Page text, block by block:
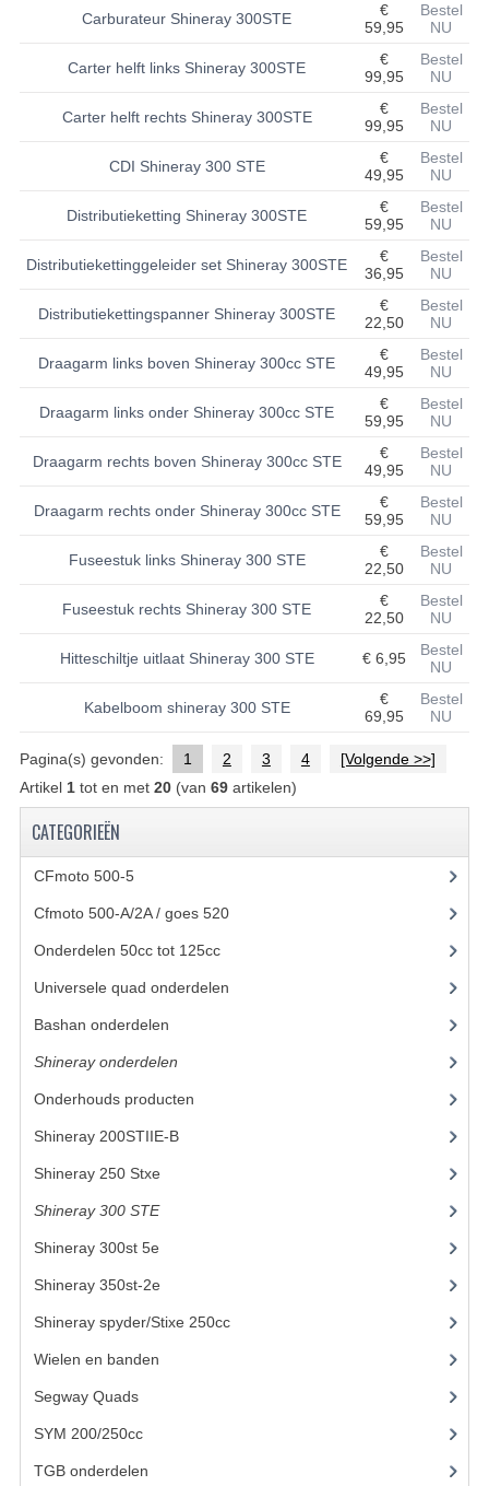
KETTING EN TANDWIELEN
KOEL SYSTEEM
MOTOR
REM SYSTEEM
SCHOKBREKERS
STUUR INRICHTING
GEREEDSCHAP
BASHAN 250-11B
BRANDSTOF SYSTEEM
ELEKTRONICA
KAPPEN EN FRAME
Carburateur Shineray 300STE
€
59,95
Bestel
NU
Carter helft links Shineray 300STE
€
99,95
Bestel
NU
Carter helft rechts Shineray 300STE
€
99,95
Bestel
NU
CDI Shineray 300 STE
€
49,95
Bestel
NU
Distributieketting Shineray 300STE
€
59,95
Bestel
NU
Distributiekettinggeleider set Shineray 300STE
€
36,95
Bestel
NU
Distributiekettingspanner Shineray 300STE
€
22,50
Bestel
NU
Draagarm links boven Shineray 300cc STE
€
49,95
Bestel
NU
Draagarm links onder Shineray 300cc STE
€
59,95
Bestel
NU
Draagarm rechts boven Shineray 300cc STE
€
49,95
Bestel
NU
Draagarm rechts onder Shineray 300cc STE
€
59,95
Bestel
NU
Fuseestuk links Shineray 300 STE
€
22,50
Bestel
NU
Fuseestuk rechts Shineray 300 STE
€
22,50
Bestel
NU
Hitteschiltje uitlaat Shineray 300 STE € 6,95
Bestel
NU
Kabelboom shineray 300 STE
€
69,95
Bestel
NU
Pagina(s) gevonden: 1 2 3 4
[Volgende >>]
Artikel 1tot en met 20(van 69artikelen)
CATEGORIEËN
CFmoto 500-5(5)
Cfmoto 500-A/2A / goes 520(347)
Onderdelen 50cc tot 125cc(49)
Universele quad onderdelen
Bashan onderdelen
Shineray onderdelen
Onderhouds producten
Shineray 200STIIE-B(32)
Shineray 250 Stxe
Shineray 300 STE(69)
Shineray 300st 5e
Shineray 350st-2e
Shineray spyder/Stixe 250cc(306)
Wielen en banden
Segway Quads(6)
SYM 200/250cc(15)
TGB onderdelen